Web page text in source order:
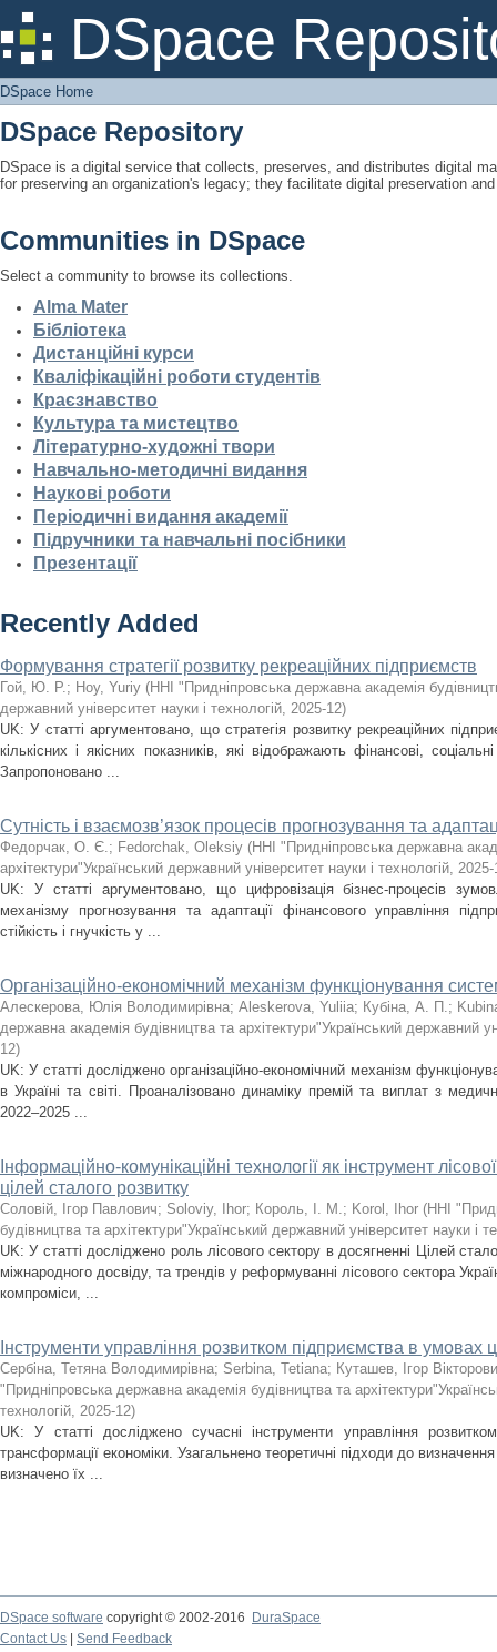
DSpace
DSpace Home
DSpace Home
DSpace Repository
DSpace is a digital service that collects, preserves, and distributes digital
for preserving an organization's legacy; they facilitate digital preservation
Communities in DSpace
Select a community to browse its collections.
Alma Mater
Бібліотека
Дистанційні курси
Кваліфікаційні роботи студентів
Краєзнавство
Культура та мистецтво
Літературно-художні твори
Навчально-методичні видання
Наукові роботи
Періодичні видання академії
Підручники та навчальні посібники
Презентації
Recently Added
Формування стратегії розвитку рекреаційних підприємств
Гой, Ю. Р.; Hoy, Yuriy (ННІ "Придніпровська державна академія
державний університет науки і технологій, 2025-12)
UK: У статті аргументовано, що стратегія розвитку рекреаційних
кількісних і якісних показників, які відображають фінансові,
Запропоновано ...
Сутність і взаємозв’язок процесів прогнозування та
Федорчак, О. Є.; Fedorchak, Oleksiy (ННІ "Придніпровська державна
архітектури"Український державний університет науки і технологій, 2025-
UK: У статті аргументовано, що цифровізація бізнес-процесів
механізму прогнозування та адаптації фінансового управління
стійкість і гнучкість у ...
Організаційно-економічний механізм функціонування
Алескерова, Юлія Володимирівна; Aleskerova, Yuliia; Кубіна, А. П.;
державна академія будівництва та архітектури"Український державний
12)
UK: У статті досліджено організаційно-економічний механізм
в Україні та світі. Проаналізовано динаміку премій та виплат з
2022–2025 ...
Інформаційно-комунікаційні технології як інструмент
цілей сталого розвитку
Соловій, Ігор Павлович; Soloviy, Ihor; Король, І. М.; Korol, Ihor (ННІ
будівництва та архітектури"Український державний університет науки і
UK: У статті досліджено роль лісового сектору в досягненні Цілей
міжнародного досвіду, та трендів у реформуванні лісового сектора
компроміси, ...
Інструменти управління розвитком підприємства в умовах
Сербіна, Тетяна Володимирівна; Serbina, Tetiana; Куташев, Ігор
"Придніпровська державна академія будівництва та
технологій, 2025-12)
UK: У статті досліджено сучасні інструменти управління
трансформації економіки. Узагальнено теоретичні підходи до визначення
визначено їх ...
DSpace software copyright © 2002-2016
DuraSpace
Contact Us
Send Feedback